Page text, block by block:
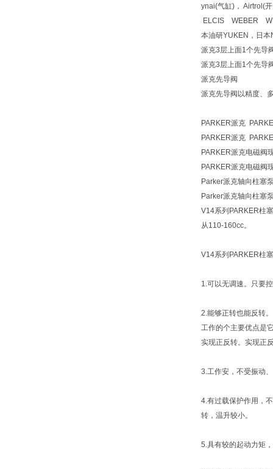
ynai(气缸)， Airtrol(
ELCIS WEBER
本油研YUKEN，日本
派克3层上面1个先导
派克3层上面1个先导
派克先导阀
派克先导阀以精度、
PARKER派克
PARKER派克
PARKER派克电磁阀
PARKER派克电磁阀
Parker派克轴向柱塞
Parker派克轴向柱塞
V14系列PARKER柱
从110-160cc。
V14系列PARKER柱
1.可以无调速。只要
2.能够正转也能反转
工作的个主要优点是
实现正反转。实现正
3.工作安，不受振动
4.有过载保护作用，
转，温升较小。
5.具有较的起动力矩